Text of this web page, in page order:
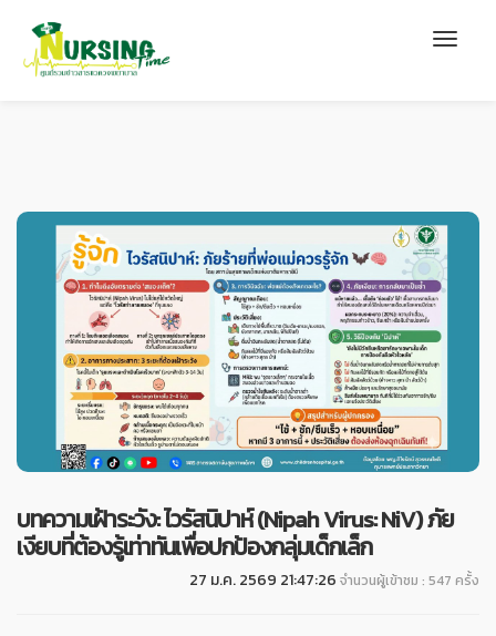
บทความเฝ้าระวัง: ไวรัสนิปาห์ (Nipah Virus: NiV) ภัย
เงียบที่ต้องรู้เท่าทันเพื่อปกป้องกลุ่มเด็กเล็ก
27 ม.ค. 2569 21:47:26 จำนวนผู้เข้าชม : 547 ครั้ง